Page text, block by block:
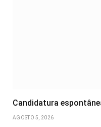
Candidatura
AGOSTO 5, 2026